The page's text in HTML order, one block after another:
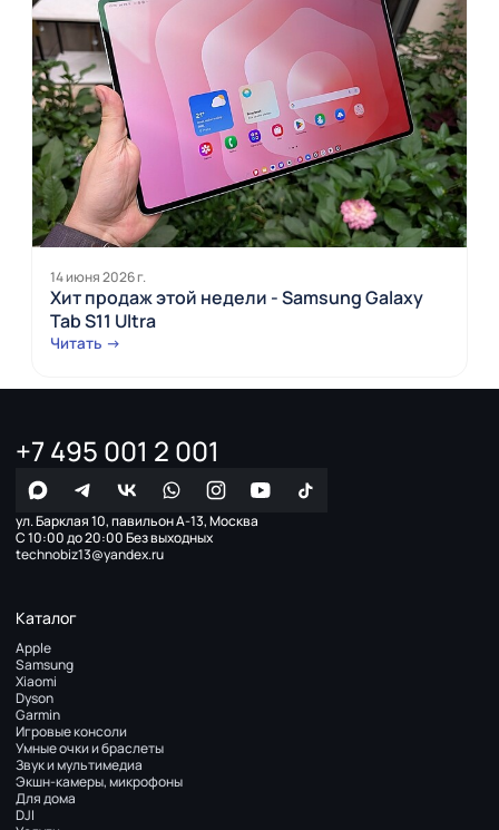
14 июня 2026 г.
Хит продаж этой недели - Samsung Galaxy
Tab S11 Ultra
Читать →
+7 495 001 2 001
ул. Барклая 10, павильон А-13, Москва
С 10:00 до 20:00 Без выходных
technobiz13@yandex.ru
Каталог
Apple
Samsung
Xiaomi
Dyson
Garmin
Игровые консоли
Умные очки и браслеты
Звук и мультимедиа
Экшн-камеры, микрофоны
Для дома
DJI